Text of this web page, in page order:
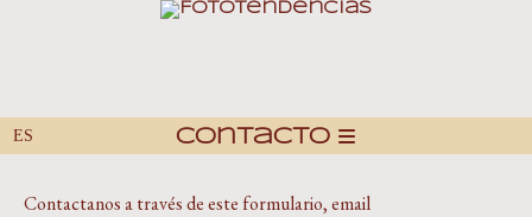
Contacto
Contactanos a través de este formulario, email